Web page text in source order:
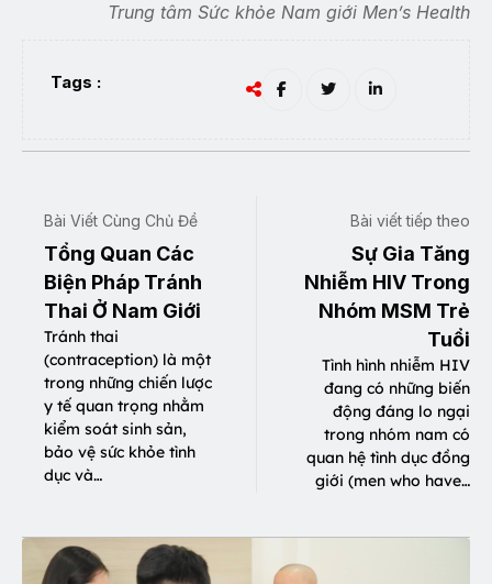
Trung tâm Sức khỏe Nam giới Men’s Health
Tags :
Bài Viết Cùng Chủ Đề
Tổng Quan Các
Biện Pháp Tránh
Thai Ở Nam Giới
Tránh thai
(contraception) là một
trong những chiến lược
y tế quan trọng nhằm
kiểm soát sinh sản,
bảo vệ sức khỏe tình
dục và…
Bài viết tiếp theo
Sự Gia Tăng
Nhiễm HIV Trong
Nhóm MSM Trẻ
Tuổi
Tình hình nhiễm HIV
đang có những biến
động đáng lo ngại
trong nhóm nam có
quan hệ tình dục đồng
giới (men who have…